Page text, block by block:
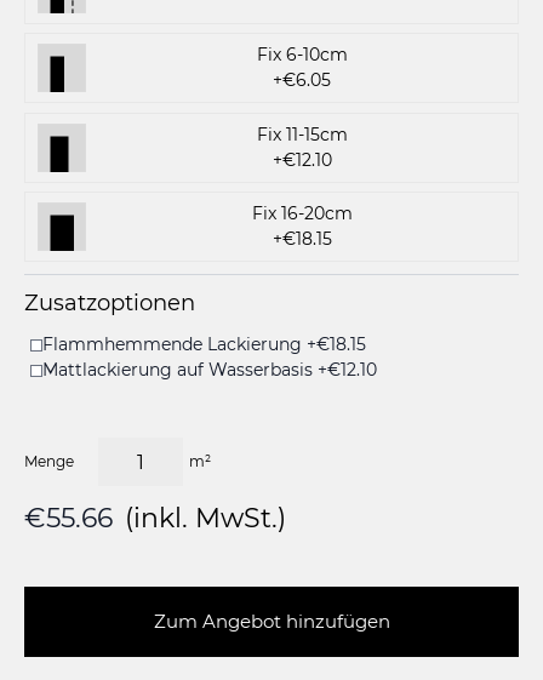
Fix 6-10cm
+€6.05
Fix 11-15cm
+€12.10
Fix 16-20cm
+€18.15
Zusatzoptionen
Flammhemmende Lackierung +€18.15
Mattlackierung auf Wasserbasis +€12.10
Menge m²
€55.66 (inkl. MwSt.)
Zum Angebot hinzufügen